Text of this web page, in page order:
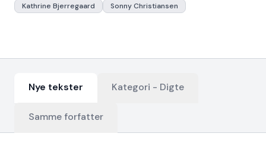
Kathrine Bjerregaard
Sonny Christiansen
Nye tekster Kategori - Digte
Samme forfatter